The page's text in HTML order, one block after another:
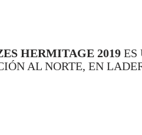
HERMITAGE 2019 ES
AL NORTE, EN